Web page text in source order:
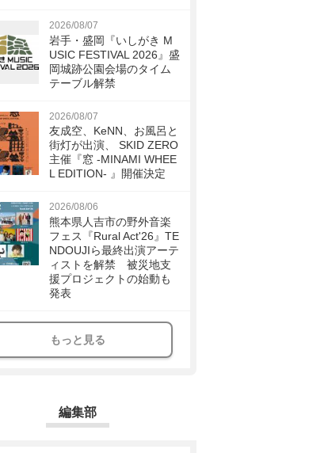
2026/08/07
岩手・盛岡『いしがき M
USIC FESTIVAL 2026』盛
岡城跡公園会場のタイム
テーブル解禁
2026/08/07
友成空、KeNN、お風呂と
街灯が出演、 SKID ZERO
主催『窓 -MINAMI WHEE
L EDITION- 』開催決定
2026/08/06
熊本県人吉市の野外音楽
フェス『Rural Act'26』TE
NDOUJIら最終出演アーテ
ィストを解禁 被災地支
援プロジェクトの始動も
発表
もっと見る
編集部